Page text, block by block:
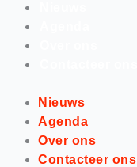
Nieuws
Agenda
Over ons
Contacteer ons